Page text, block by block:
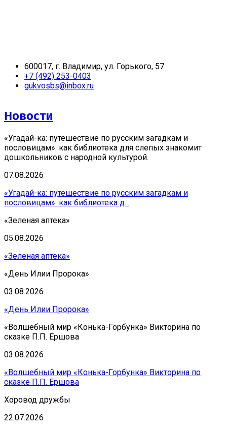
600017, г. Владимир, ул. Горького, 57
+7 (492) 253-0403
gukvosbs@inbox.ru
Новости
«Угадай-ка: путешествие по русским загадкам и
пословицам»: как библиотека для слепых знакомит
дошкольников с народной культурой.
07.08.2026
«Угадай-ка: путешествие по русским загадкам и
пословицам»: как библиотека д...
«Зеленая аптека»
05.08.2026
«Зеленая аптека»
«День Илии Пророка»
03.08.2026
«День Илии Пророка»
«Волшебный мир «Конька-Горбунка» Викторина по
сказке П.П. Ершова
03.08.2026
«Волшебный мир «Конька-Горбунка» Викторина по
сказке П.П. Ершова
Хоровод дружбы
22.07.2026